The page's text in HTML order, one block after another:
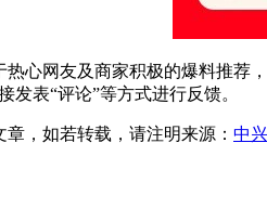
热心网友及商家积极的爆料推荐
发表“评论”等方式进行反馈。
，如若转载，请注明来源： 中